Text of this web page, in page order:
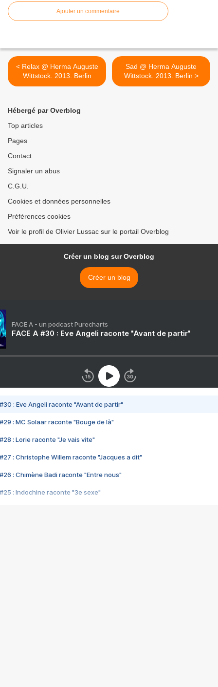
Ajouter un commentaire
< Relax @ Herma Auguste
Wittstock. 2013. Berlin
Sad @ Herma Auguste
Wittstock. 2013. Berlin >
Hébergé par Overblog
Top articles
Pages
Contact
Signaler un abus
C.G.U.
Cookies et données personnelles
Préférences cookies
Voir le profil de Olivier Lussac sur le portail Overblog
Créer un blog sur Overblog
Créer un blog
FACE A - un podcast Purecharts
FACE A #30 : Eve Angeli raconte "Avant de partir"
#30 : Eve Angeli raconte "Avant de partir"
#29 : MC Solaar raconte "Bouge de là"
#28 : Lorie raconte "Je vais vite"
#27 : Christophe Willem raconte "Jacques a dit"
#26 : Chimène Badi raconte "Entre nous"
#25 : Indochine raconte "3e sexe"